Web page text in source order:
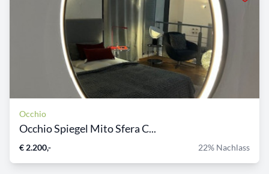
Occhio
Occhio Spiegel Mito Sfera C...
€ 2.200,- 22% Nachlass